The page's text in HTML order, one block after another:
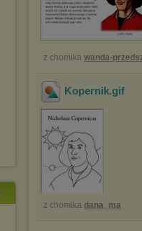
z chomika wanda-
Kopernik.gif
z chomika dana_ma